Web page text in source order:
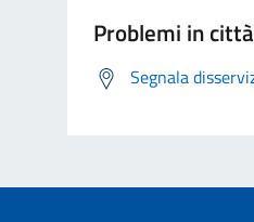
Problemi in città
Segnala